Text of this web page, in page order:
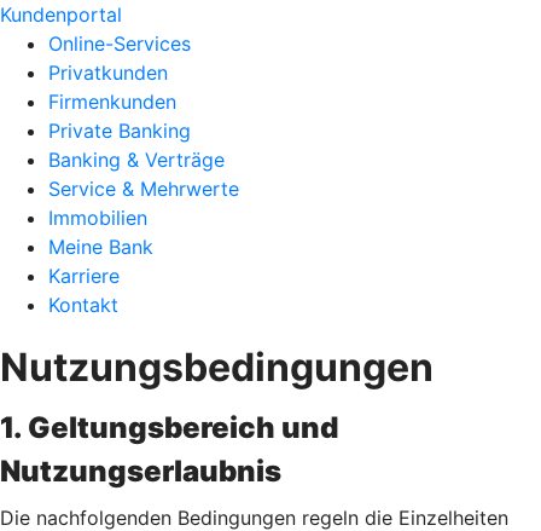
Kundenportal
Online-Services
Privatkunden
Firmenkunden
Private Banking
Banking & Verträge
Service & Mehrwerte
Immobilien
Meine Bank
Karriere
Kontakt
Nutzungsbedingungen
1. Geltungsbereich und
Nutzungserlaubnis
Die nachfolgenden Bedingungen regeln die Einzelheiten